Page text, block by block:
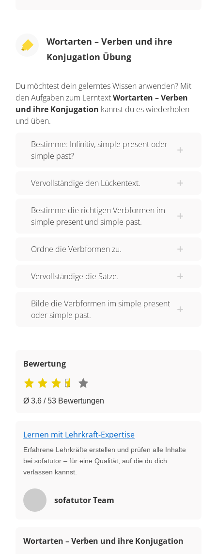
Wortarten – Verben und ihre
Konjugation Übung
Du möchtest dein gelerntes Wissen anwenden? Mit
den Aufgaben zum LerntextWortarten – Verben
und ihre Konjugation kannst du es wiederholen
und üben.
Bestimme: Infinitiv, simple present oder
simple past?
Vervollständige den Lückentext.
Bestimme die richtigen Verbformen im
simple present und simple past.
Ordne die Verbformen zu.
Vervollständige die Sätze.
Bilde die Verbformen im simple present
oder simple past.
Bewertung
Ø 3.6 / 53 Bewertungen
Lernen mit Lehrkraft-Expertise
Erfahrene Lehrkräfte erstellen und prüfen alle Inhalte
bei sofatutor – für eine Qualität, auf die du dich
verlassen kannst.
sofatutor Team
Wortarten – Verben und ihre Konjugation